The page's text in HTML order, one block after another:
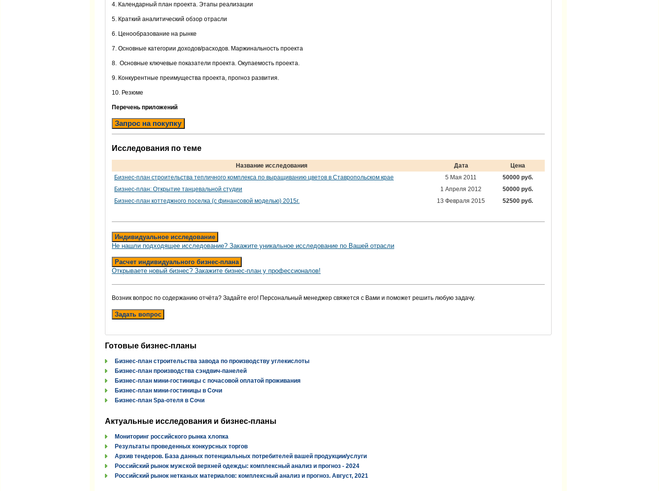
4. Календарный план проекта. Этапы реализации
5. Краткий аналитический обзор отрасли
6. Ценообразование на рынке
7. Основные категории доходов/расходов. Маржинальность проекта
8. Основные ключевые показатели проекта. Окупаемость проекта.
9. Конкурентные преимущества проекта, прогноз развития.
10. Резюме
Перечень приложений
Запрос на покупку
Исследования по теме
Название исследования Дата
Цена
Бизнес-план строительства тепличного комплекса по выращиванию цветов в Ставропольском крае
5 Мая 2011
50000 руб.
Бизнес-план: Открытие танцевальной студии
1 Апреля 2012
50000 руб.
Бизнес-план коттеджного поселка (с финансовой моделью) 2015г.
13 Февраля 2015 52500 руб.
Индивидуальное исследование
Не нашли подходящее исследование? Закажите уникальное исследование по Вашей отрасли
Расчет индивидуального бизнес-плана
Открываете новый бизнес? Закажите бизнес-план у профессионалов!
Возник вопрос по содержанию отчёта? Задайте его! Персональный менеджер свяжется с Вами и поможет решить любую задачу.
Задать вопрос
Готовые бизнес-планы
Бизнес-план строительства завода по производству углекислоты
Бизнес-план производства сэндвич-панелей
Бизнес-план мини-гостиницы с почасовой оплатой проживания
Бизнес-план мини-гостиницы в Сочи
Бизнес-план Spa-отеля в Сочи
Актуальные исследования и бизнес-планы
Мониторинг российского рынка хлопка
Результаты проведенных конкурсных торгов
Архив тендеров. База данных потенциальных потребителей вашей продукции/услуги
Российский рынок мужской верхней одежды: комплексный анализ и прогноз - 2024
Российский рынок нетканых материалов: комплексный анализ и прогноз. Август, 2021